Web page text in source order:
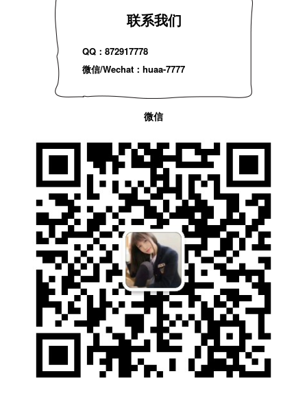
联系我们
QQ：872917778
微信/Wechat：huaa-7777
微信